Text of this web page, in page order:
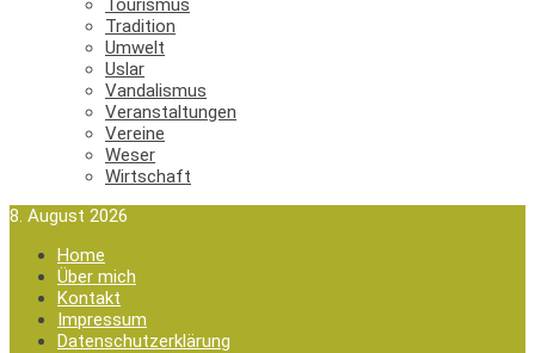
Tradition
Umwelt
Uslar
Vandalismus
Veranstaltungen
Vereine
Weser
Wirtschaft
8. August 2026
Home
Über mich
Kontakt
Impressum
Datenschutzerklärung